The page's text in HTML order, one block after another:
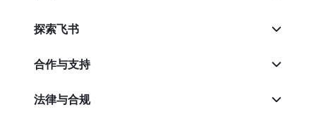
探索飞书
合作与支持
法律与合规